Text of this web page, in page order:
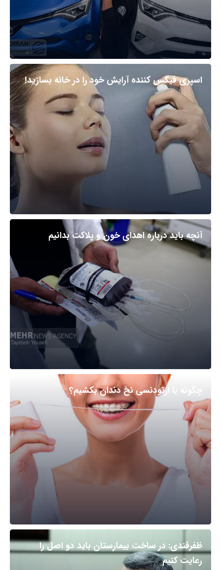
اسپری فیکس کننده آرایش خود را در خانه بسازید!
آنچه باید درباره اهدای خون و پلاکت بدانیم
چگونه با ارتودنسی نخ دندان بکشیم؟
ظفرقندی: در ساخت بیمارستان باید دو اصل را
رعایت کنیم